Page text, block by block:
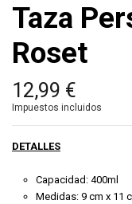
Taza
Roset
12,99 €
Impuestos incluidos
DETALLES
Capacidad: 400ml
Medidas: 9 cm x 11